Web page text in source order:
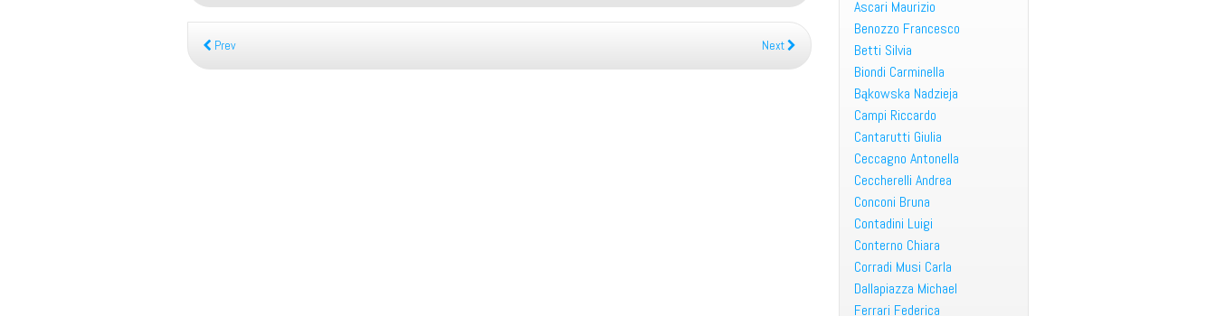
di
Ulisse
Prev Next
Ascari Maurizio
Benozzo Francesco
Betti Silvia
Biondi Carminella
Bąkowska Nadzieja
Campi Riccardo
Cantarutti Giulia
Ceccagno Antonella
Ceccherelli Andrea
Conconi Bruna
Contadini Luigi
Conterno Chiara
Corradi Musi Carla
Dallapiazza Michael
Ferrari Federica